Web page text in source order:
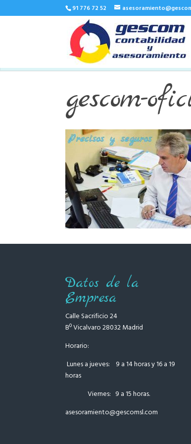
91 776 72 52
gescom-
Datos de la
Empresa
Calle Sacrificio 24
Bº Vicalvaro 28032 Madrid
Horario:
Lunes a jueves: 9 a 14 horas y 16 a 19
horas
Viernes: 9 a 15 horas.
asesoramiento@gescomsl.com